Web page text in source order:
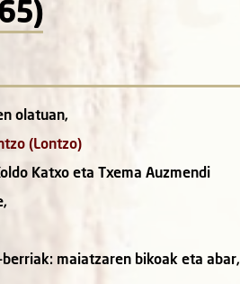
olatuan,
(Lontzo)
Katxo eta Txema Auzmendi
maiatzaren bikoak eta abar,